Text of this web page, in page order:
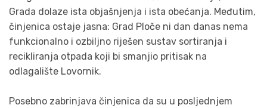
Grada dolaze ista objašnjenja i ista obećanja. Međutim,
činjenica ostaje jasna: Grad Ploče ni dan danas nema
funkcionalno i ozbiljno riješen sustav sortiranja i
recikliranja otpada koji bi smanjio pritisak na
odlagalište Lovornik.
Posebno zabrinjava činjenica da su u posljednjem